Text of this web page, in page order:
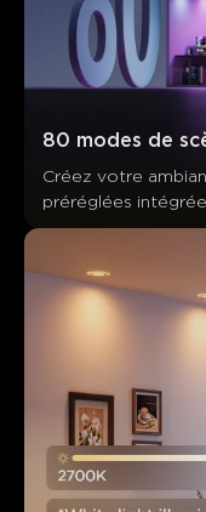
80 modes de
Créez votre
préréglées